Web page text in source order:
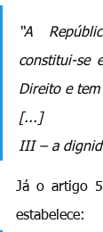
“A
constitui-se
Direito e
[...]
III – a
Já o artigo
estabelece: